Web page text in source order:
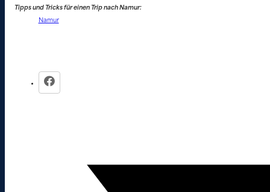
Tipps und Tricks für einen Trip nach Namur:
Namur